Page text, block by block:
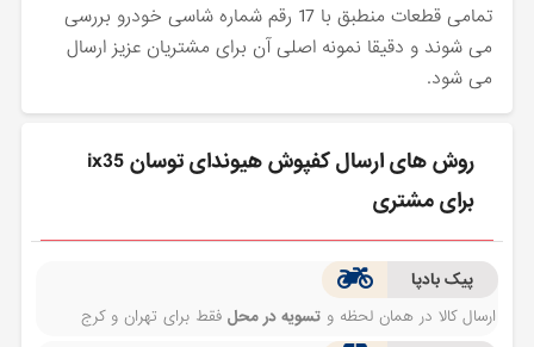
تمامی قطعات منطبق با 17 رقم شماره شاسی خودرو بررسی
می شوند و دقیقا نمونه اصلی آن برای مشتریان عزیز ارسال
می شود.
روش های ارسال کفپوش هیوندای توسان ix35
برای مشتری
پیک بادپا
ارسال کالا در همان لحظه وتسویه در محل فقط برای تهران و کرج